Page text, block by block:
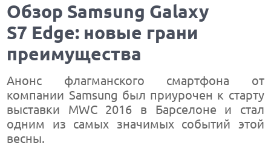
Обзор Samsung Galaxy
S7 Edge: новые грани
преимущества
Анонс флагманского смартфона от
компании Samsung был приурочен к старту
выставки MWC 2016 в Барселоне и стал
одним из самых значимых событий этой
весны.